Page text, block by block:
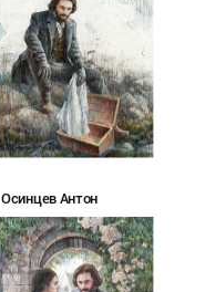
Осинцев Антон